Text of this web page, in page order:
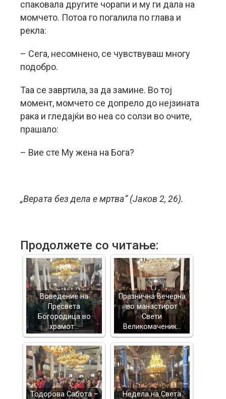
спаковала другите чорапи и му ги дала на
момчето. Потоа го погалила по глава и
рекла:
– Сега, несомнено, се чувствуваш многу
подобро.
Таа се завртила, за да замине. Во тој
момент, момчето се допрело до нејзината
рака и гледајќи во неа со солзи во очите,
прашало:
– Вие сте Му жена на Бога?
„Верата без дела е мртва“ (Јаков 2, 26).
Продолжете со читање:
Воведение на
Пресвета
Богородица во
храмот…
Празнична Вечерна
во манастирот
Свети
Великомаченик…
Тодорова Сабота –
Недела на Света